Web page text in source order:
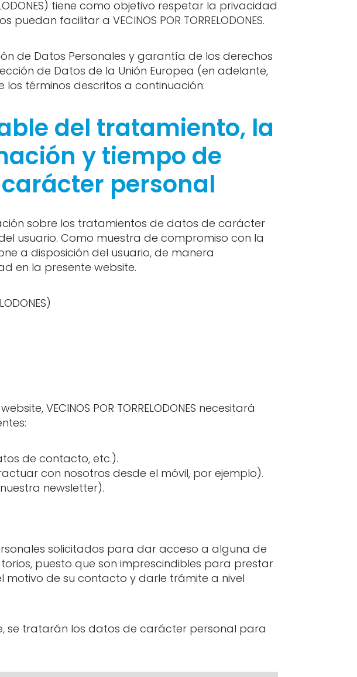
tiene como objetivo respetar la privacidad
facilitar a VECINOS POR TORRELODONES.
de Datos Personales y garantía de los derechos
de Datos de la Unión Europea (en adelante,
términos descritos a continuación:
del tratamiento, la
y tiempo de
personal
sobre los tratamientos de datos de carácter
del usuario. Como muestra de compromiso con la
a disposición del usuario, de manera
en la presente website.
VECINOS POR TORRELODONES necesitará
de contacto, etc.).
con nosotros desde el móvil, por ejemplo).
newsletter).
solicitados para dar acceso a alguna de
puesto que son imprescindibles para prestar
motivo de su contacto y darle trámite a nivel
se tratarán los datos de carácter personal para